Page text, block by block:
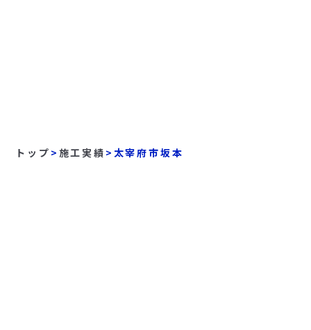
トップ > 施工実績 > 太宰府市坂本